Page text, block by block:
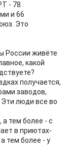
- 78
и 66
Это
России живёте
какой
получается,
заводов,
люди все во
тем более - с
в приютах-
тем более - у